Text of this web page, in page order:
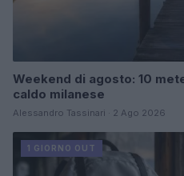
Weekend di agosto: 10
caldo milanese
Alessandro Tassinari · 2 Ago 2026
1 GIORNO OUT